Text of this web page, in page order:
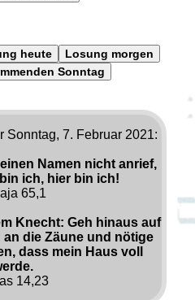
heute
Losung morgen
Sonntag
Sonntag, 7. Februar 2021:
Namen nicht anrief,
ich, hier bin ich!
65,1
Knecht: Geh hinaus auf
die Zäune und nötige
dass mein Haus voll
14,23